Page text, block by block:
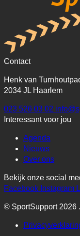
Contact
Henk van
2034 JL Haarlem
023 526 03 02
Interessant voor jou
Agenda
Nieuws
Over ons
Bekijk onze social
Facebook Instagram
© SportSupport 2026